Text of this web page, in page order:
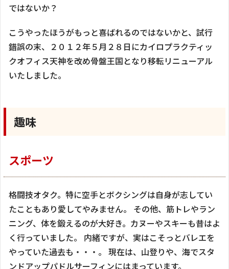
ではないか？
こうやったほうがもっと喜ばれるのではないかと、試行
錯誤の末、２０１２年５月２８日にカイロプラクティッ
クオフィス天神を改め骨盤王国となり移転リニューアル
いたしました。
趣味
スポーツ
格闘技オタク。特に空手とボクシングは自身が志してい
たこともあり愛してやみません。 その他、筋トレやラン
ニング、体を鍛えるのが大好き。カヌーやスキーも昔はよ
く行っていました。 内緒ですが、実はこそっとバレエを
やっていた過去も・・・。 現在は、山登りや、海でスタ
ンドアップパドルサーフィンにはまっています。